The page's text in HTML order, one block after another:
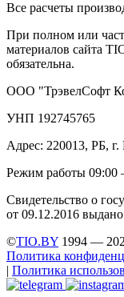
Все расчеты
При полном или
материалов сайта
обязательна.
ООО "ТрэвелСофт
УНП 192745765
Адрес: 220013, РБ,
Режим работы 09:00
Свидетельство о
от 09.12.2016
©TIO.BY 1994 —
Политика
| Политика